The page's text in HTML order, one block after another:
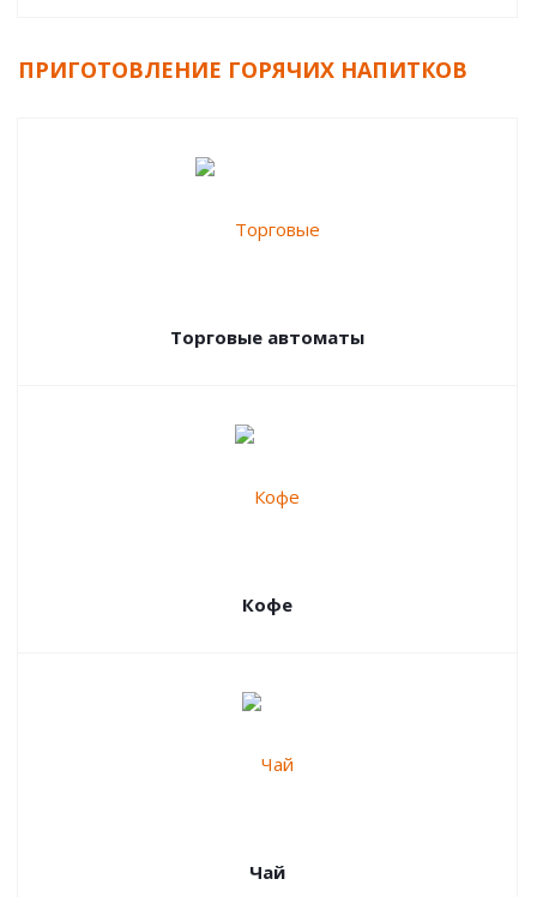
ПРИГОТОВЛЕНИЕ ГОРЯЧИХ НАПИТКОВ
Торговые автоматы
Кофе
Чай